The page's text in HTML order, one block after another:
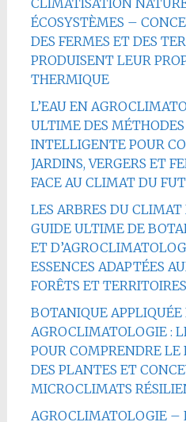
ÉCOSYSTÈMES –
DES FERMES ET DES
PRODUISENT LEUR
THERMIQUE
L’EAU EN
ULTIME DES
INTELLIGENTE POUR
JARDINS, VERGERS ET
FACE AU CLIMAT DU
LES ARBRES DU
GUIDE ULTIME DE
ET
ESSENCES ADAPTÉES
FORÊTS ET
BOTANIQUE APPLIQUÉE
AGROCLIMATOLOGIE :
POUR COMPRENDRE
DES PLANTES ET
MICROCLIMATS
AGROCLIMATOLOGIE –